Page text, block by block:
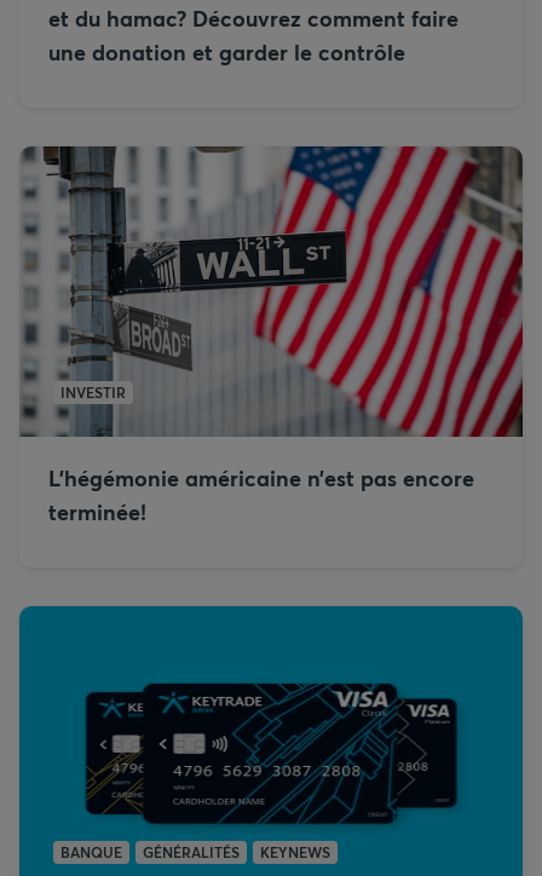
et du hamac? Découvrez comment faire
une donation et garder le contrôle
INVESTIR
L’hégémonie américaine n’est pas encore
terminée!
BANQUE GÉNÉRALITÉS KEYNEWS